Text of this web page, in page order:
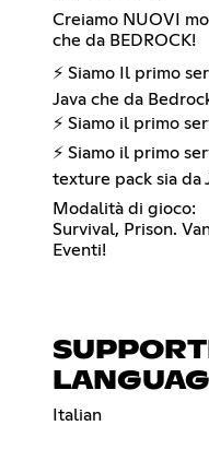
Creiamo NUOVI
che da BEDROCK!
⚡ Siamo Il primo
Java che da
⚡ Siamo il primo
⚡ Siamo il primo
texture pack sia da
Modalità di gioco:
Survival, Prison.
Eventi!
Italian